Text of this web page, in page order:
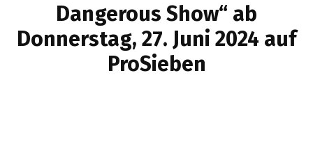
Dangerous Show“ ab
Donnerstag, 27. Juni 2024 auf
ProSieben